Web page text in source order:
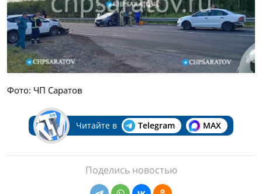
Фото: ЧП Саратов
Читайте в Telegram MAX
Поделись новостью